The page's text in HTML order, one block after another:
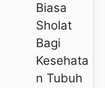
Biasa
Sholat
Bagi
Kesehata
N Tubuh